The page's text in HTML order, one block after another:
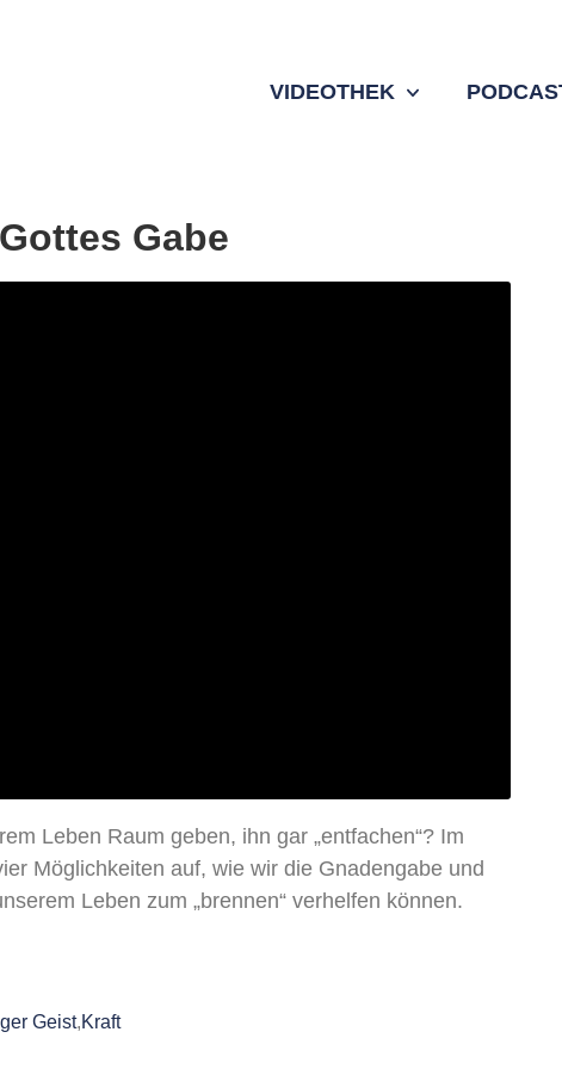
VIDEOTHEK
Gabe
Leben Raum geben, ihn gar „entfachen“? Im
Möglichkeiten auf, wie wir die Gnadengabe und
Leben zum „brennen“ verhelfen können.
Geist,Kraft